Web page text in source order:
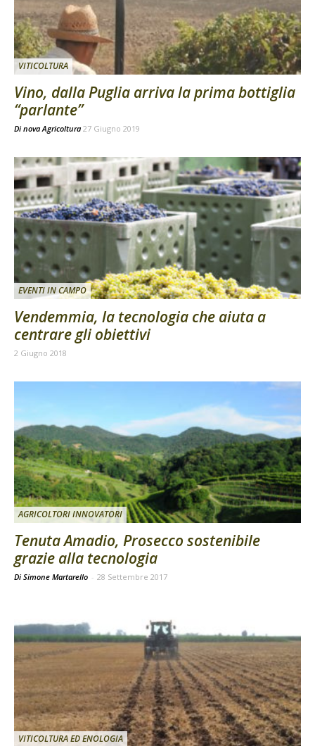
VITICOLTURA
Vino, dalla Puglia arriva la prima bottiglia
“parlante”
Di nova Agricoltura 27 Giugno 2019
EVENTI IN CAMPO
Vendemmia, la tecnologia che aiuta a
centrare gli obiettivi
2 Giugno 2018
AGRICOLTORI INNOVATORI
Tenuta Amadio, Prosecco sostenibile
grazie alla tecnologia
Di Simone Martarello - 28 Settembre 2017
VITICOLTURA ED ENOLOGIA